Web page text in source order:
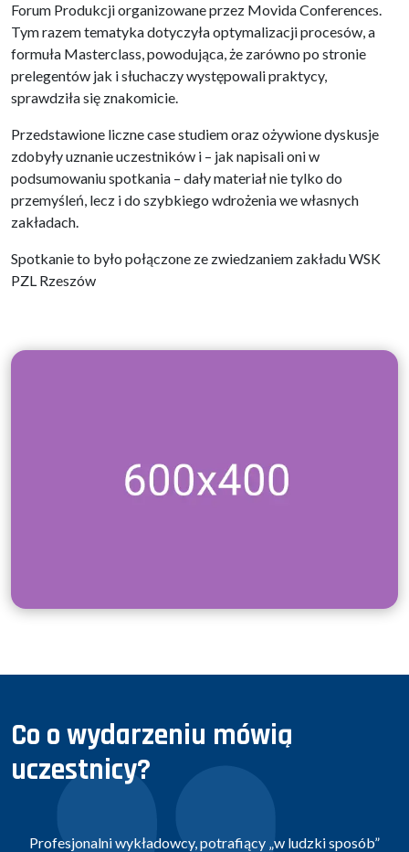
Forum Produkcji organizowane przez Movida Conferences.
Tym razem tematyka dotyczyła optymalizacji procesów, a
formuła Masterclass, powodująca, że zarówno po stronie
prelegentów jak i słuchaczy występowali praktycy,
sprawdziła się znakomicie.
Przedstawione liczne case studiem oraz ożywione dyskusje
zdobyły uznanie uczestników i – jak napisali oni w
podsumowaniu spotkania – dały materiał nie tylko do
przemyśleń, lecz i do szybkiego wdrożenia we własnych
zakładach.
Spotkanie to było połączone ze zwiedzaniem zakładu WSK
PZL Rzeszów
Co o wydarzeniu mówią
uczestnicy?
Profesjonalni wykładowcy, potrafiący „w ludzki sposób”